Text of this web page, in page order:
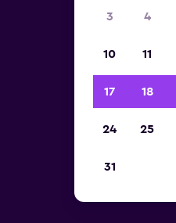
3 4
10 11
17 18
24 25
31